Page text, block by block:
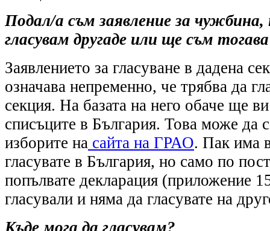
Подал/а съм заявление за чужбина,
гласувам другаде или ще съм
Заявлението за гласуване в дадена
означава непременно, че трябва да
секция. На базата на него обаче ще
списъците в България. Това може да
изборите на сайта на ГРАО. Пак има
гласувате в България, но само по
попълвате декларация (приложение
гласували и няма да гласувате на
Къде мога да гласувам?